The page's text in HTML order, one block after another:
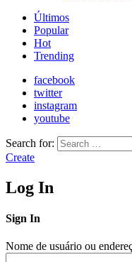
Últimos
Popular
Hot
Trending
facebook
twitter
instagram
youtube
Search for:
Create
Log In
Sign In
Nome de usuário ou